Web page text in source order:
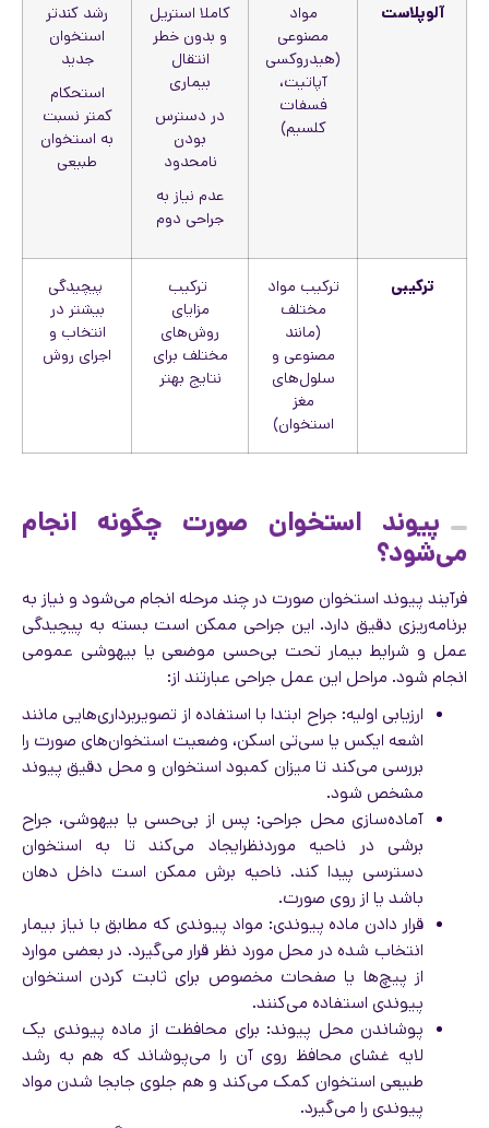
آلوپلاست
مواد
مصنوعی
(هیدروکسی
آپاتیت،
فسفات
کلسیم)
کاملا استریل
و بدون خطر
انتقال
بیماری
در دسترس
بودن
نامحدود
عدم نیاز به
جراحی دوم
رشد کندتر
استخوان
جدید
استحکام
کمتر نسبت
به استخوان
طبیعی
ترکیبی
ترکیب مواد
مختلف
(مانند
مصنوعی و
سلول‌های
مغز
استخوان)
ترکیب
مزایای
روش‌های
مختلف برای
نتایج بهتر
پیچیدگی
بیشتر در
انتخاب و
اجرای روش
پیوند استخوان صورت چگونه انجام
می‌شود؟
فرآیند پیوند استخوان صورت در چند مرحله انجام می‌شود و نیاز به
برنامه‌ریزی دقیق دارد. این جراحی ممکن است بسته به پیچیدگی
عمل و شرایط بیمار تحت بی‌حسی موضعی یا بیهوشی عمومی
انجام شود. مراحل این عمل جراحی عبارتند از:
ارزیابی اولیه: جراح ابتدا با استفاده از تصویربرداری‌هایی مانند
اشعه ایکس یا سی‌تی اسکن، وضعیت استخوان‌های صورت را
بررسی می‌کند تا میزان کمبود استخوان و محل دقیق پیوند
مشخص شود.
آماده‌سازی محل جراحی: پس از بی‌حسی یا بیهوشی، جراح
برشی در ناحیه موردنظرایجاد می‌کند تا به استخوان
دسترسی پیدا کند. ناحیه برش ممکن است داخل دهان
باشد یا از روی صورت.
قرار دادن ماده پیوندی: مواد پیوندی که مطابق با نیاز بیمار
انتخاب شده در محل مورد نظر قرار می‌گیرد. در بعضی موارد
از پیچ‌ها یا صفحات مخصوص برای ثابت کردن استخوان
پیوندی استفاده می‌کنند.
پوشاندن محل پیوند: برای محافظت از ماده پیوندی یک
لایه غشای محافظ روی آن را می‌پوشاند که هم به رشد
طبیعی استخوان کمک می‌کند و هم جلوی جابجا شدن مواد
پیوندی را می‌گیرد.